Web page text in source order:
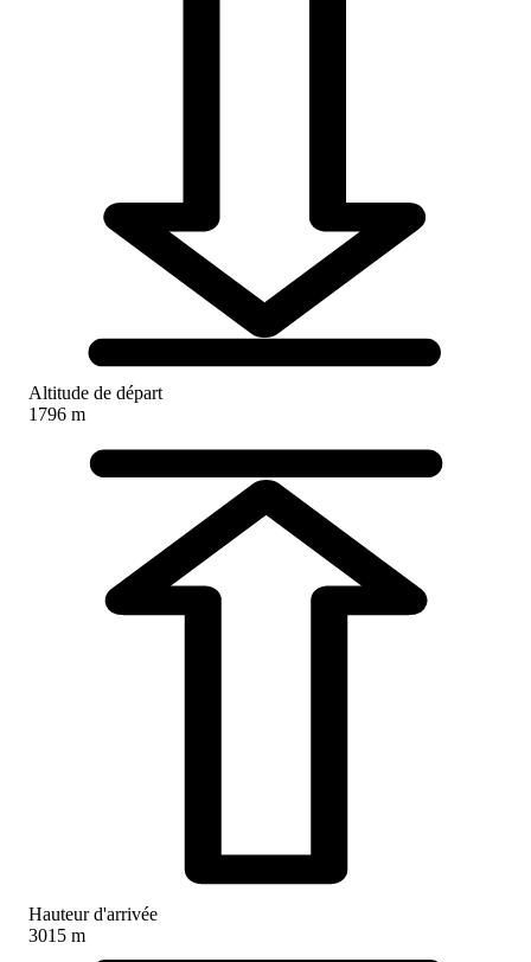
Altitude de départ
1796 m
Hauteur d'arrivée
3015 m